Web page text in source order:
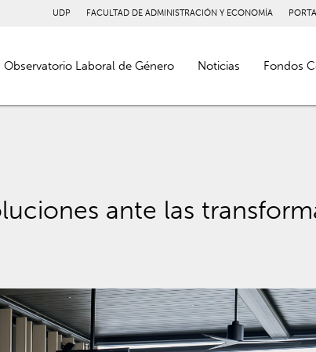
UDP FACULTAD DE ADMINISTRACIÓN Y ECONOMÍA
Observatorio Laboral de Género Noticias Fondos
ante las